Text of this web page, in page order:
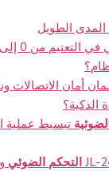
المدى الطويل
من 0 إلى 10 فولت؟
أمان الاتصالات
الذكية؟
تبسيط عملية
التحكم الضوئي